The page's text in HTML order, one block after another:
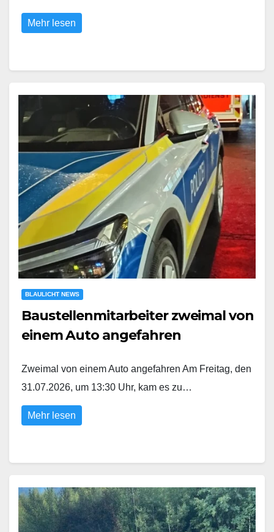
Mehr lesen
BLAULICHT NEWS
Baustellenmitarbeiter zweimal von
einem Auto angefahren
Zweimal von einem Auto angefahren Am Freitag, den
31.07.2026, um 13:30 Uhr, kam es zu…
Mehr lesen